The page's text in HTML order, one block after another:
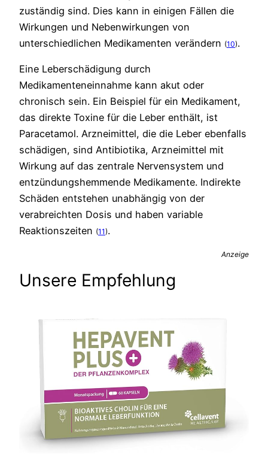
zuständig sind. Dies kann in einigen Fällen die
Wirkungen und Nebenwirkungen von
unterschiedlichen Medikamenten verändern (10).
Eine Leberschädigung durch
Medikamenteneinnahme kann akut oder
chronisch sein. Ein Beispiel für ein Medikament,
das direkte Toxine für die Leber enthält, ist
Paracetamol. Arzneimittel, die die Leber ebenfalls
schädigen, sind Antibiotika, Arzneimittel mit
Wirkung auf das zentrale Nervensystem und
entzündungshemmende Medikamente. Indirekte
Schäden entstehen unabhängig von der
verabreichten Dosis und haben variable
Reaktionszeiten (11).
Anzeige
Unsere Empfehlung